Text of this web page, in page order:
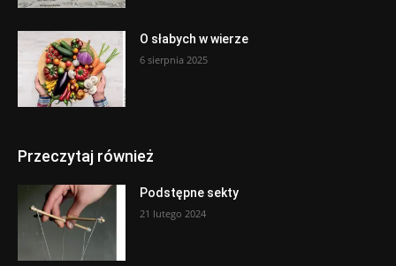
O słabych w wierze
6 sierpnia 2025
Przeczytaj również
Podstępne sekty
21 lutego 2024